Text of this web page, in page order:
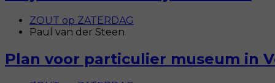
ZOUT op ZATERDAG
Paul van der Steen
Plan voor particulier museum in